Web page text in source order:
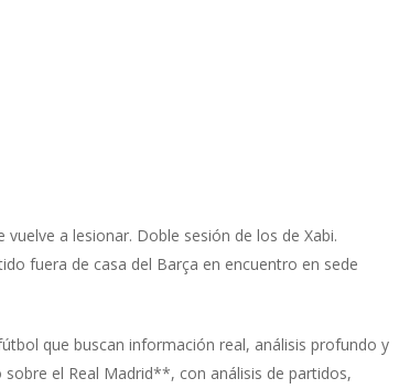
a lesionar. Doble sesión de los de Xabi.
fuera de casa del Barça en encuentro en sede
que buscan información real, análisis profundo y
el Real Madrid**, con análisis de partidos,